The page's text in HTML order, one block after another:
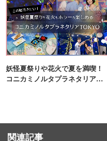
妖怪夏祭りや花火で夏を満喫！
コニカミノルタプラネタリア
関連記事